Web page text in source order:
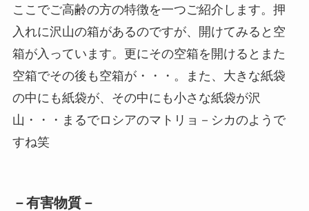
ここでご高齢の方の特徴を一つご紹介します。押
入れに沢山の箱があるのですが、開けてみると空
箱が入っています。更にその空箱を開けるとまた
空箱でその後も空箱が・・・。また、大きな紙袋
の中にも紙袋が、その中にも小さな紙袋が沢
山・・・まるでロシアのマトリョ－シカのようで
すね笑
－有害物質－